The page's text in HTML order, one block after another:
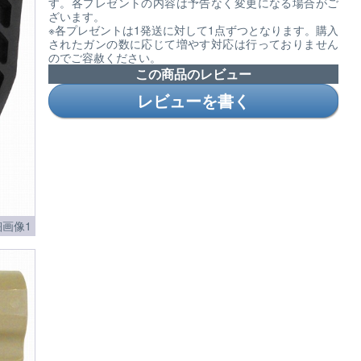
ざいます。
※各プレゼントは1発送に対して1点ずつとなります。購入
されたガンの数に応じて増やす対応は行っておりません
のでご容赦ください。
この商品のレビュー
レビューを書く
像1